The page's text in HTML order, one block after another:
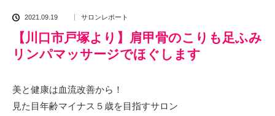
2021.09.19 サロンレポート
【川口市戸塚より】肩甲骨のこりも足ふみ
リンパマッサージでほぐします
美と健康は血流改善から！
見た目年齢マイナス５歳を目指すサロン